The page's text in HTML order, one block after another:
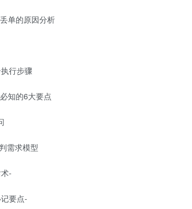
单的原因分析
行步骤
知的6大要点
需求模型
-
要点-